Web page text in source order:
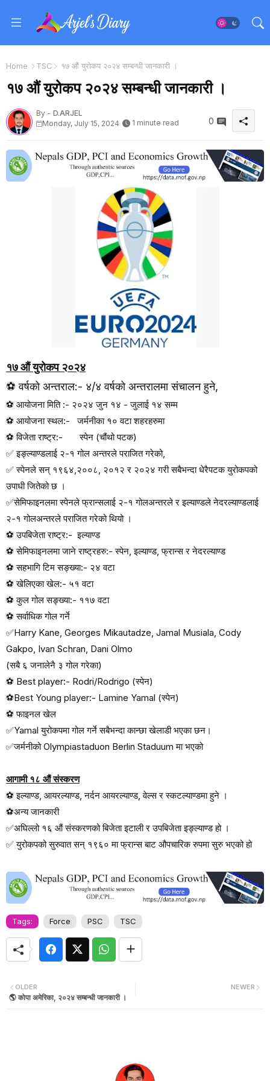
Home TSC १७ औं युरोकप २०२४ सम्बन्धी जानकारी ।
१७ औं युरोकप २०२४ सम्बन्धी जानकारी ।
By - D.ARJEL
Monday, July 15, 2024
1 minute read 0
१७ औं युरोकप २०२४
⚽ वर्षको अन्तराल:- ४/४ वर्षको अन्तरालमा संचालन हुने,
⚽ आयोजना मिति :- २०२४ जुन १४ - जुलाई १४ सम्म
⚽ आयोजना स्थल:-
जर्मनीका १० वटा शहरहरुमा
⚽विजेता राष्ट्र:-
स्पेन (चौंथो पटक)
✅इङ्ल्याण्डलाई २-१ गोल अन्तरले पराजित गरेको,
✅स्पेनले सन् १९६४,२००८, २०१२ र २०२४ गरी सबैभन्दा धेरैपटक युरोकपको
उपाधी जितेको छ ।
✅सेमिफाइनलमा स्पेनले फ्रान्सलाई २-१ गोलअन्तरले र इल्याण्डले नेदरल्याण्डलाई
२-१ गोलअन्तरले पराजित गरेको थियो ।
⚽उपबिजेता राष्ट्र:- इल्याण्ड
⚽सेमिफाइनलमा जाने राष्ट्रहरु:- स्पेन,इल्याण्ड,फ्रान्स र नेदरल्याण्ड
⚽सहभागि टिम सङ्ख्या:- २४ वटा
⚽खेलिएका खेल:- ५१ वटा
⚽कुल गोल सङ्ख्या:- ११७ वटा
⚽सर्वाधिक गोल गर्ने
✅Harry Kane, Georges Mikautadze, Jamal Musiala, Cody
Gakpo, Ivan Schran, Dani Olmo
(सबै ६ जनालेनै ३ गोल गरेका)
⚽ Best player:- Rodri/Rodrigo (स्पेन)
⚽Best Young player:- Lamine Yamal (स्पेन)
⚽फाइनल खेल
✅Yamalयुरोकपमा गोल गर्ने सबैभन्दा कान्छा खेलाडी भएका छन।
✅जर्मनीकोOlympiastaduon Berlin Staduumमा भएको
आगामी १८ औं संस्करण
⚽इल्याण्ड, आयरल्याण्ड,नर्दन आयरल्याण्ड,वेल्स र स्कटल्याण्डमा हुने ।
⚽अन्य जानकारी
✅अघिल्लो १६ औं संस्करणको बिजेता इटाली र उपबिजेता इङ्ल्याण्ड हो ।
✅युरोकपको सुरुवात सन् १९६० मा फ्रान्स बाट औपचारिक रुपमा सुरु भएको हो
Tags: Force PSC TSC
NEWER
OLDER
🌎 कोपा अमेरिका, २०२४ सम्बन्धी जानकारी ।